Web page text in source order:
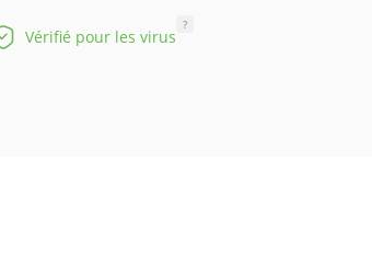
Vérifié pour les virus
?